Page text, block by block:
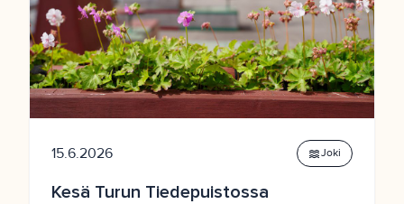
15.6.2026 wavesJoki
Kesä Turun Tiedepuistossa